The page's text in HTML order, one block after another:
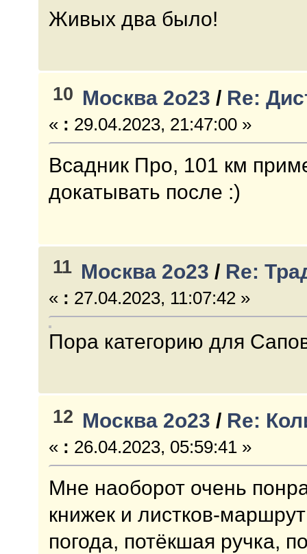
Живых два было!
10 Москва 2о23 / Re:
« : 29.04.2023, 21:47:00 »
Всадник Про, 101 км
докатывать после :)
11 Москва 2о23 / Re:
« : 27.04.2023, 11:07:42 »
Пора категорию для
12 Москва 2о23 / Re:
« : 26.04.2023, 05:59:41 »
Мне наоборот очень
книжек и листков-
погода, потёкшая ручка,